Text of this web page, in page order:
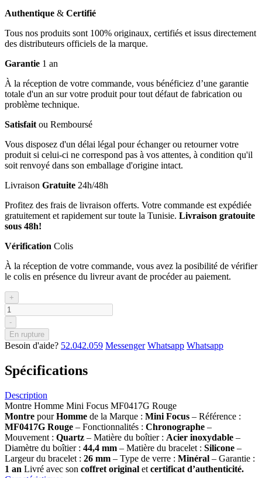
Authentique & Certifié
Tous nos produits sont 100% originaux, certifiés et issus directement
des distributeurs officiels de la marque.
Garantie 1 an
À la réception de votre commande, vous bénéficiez d’une garantie
totale d'un an sur votre produit pour tout défaut de fabrication ou
problème technique.
Satisfait ou Remboursé
Vous disposez d'un délai légal pour échanger ou retourner votre
produit si celui-ci ne correspond pas à vos attentes, à condition qu'il
soit renvoyé dans son emballage d'origine intact.
Livraison Gratuite 24h/48h
Profitez des frais de livraison offerts. Votre commande est expédiée
gratuitement et rapidement sur toute la Tunisie. Livraison gratouite
sous 48h!
Vérification Colis
À la réception de votre commande, vous avez la posibilité de vérifier
le colis en présence du livreur avant de procéder au paiement.
+
-
En rupture
Besoin d'aide? 52.042.059 Messenger Whatsapp Whatsapp
Spécifications
Description
Montre Homme Mini Focus MF0417G Rouge
Montre pourHomme de la Marque : Mini Focus – Référence :
MF0417G Rouge – Fonctionnalités : Chronographe –
Mouvement : Quartz – Matière du boîtier : Acier inoxydable –
Diamètre du boîtier : 44,4 mm – Matière du bracelet : Silicone –
Largeur du bracelet : 26 mm – Type de verre : Minéral – Garantie :
1 an Livré avec son coffret original et certificat d’authenticité.